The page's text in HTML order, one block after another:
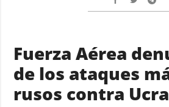
Fuerza Aérea
de los ataques
rusos contra